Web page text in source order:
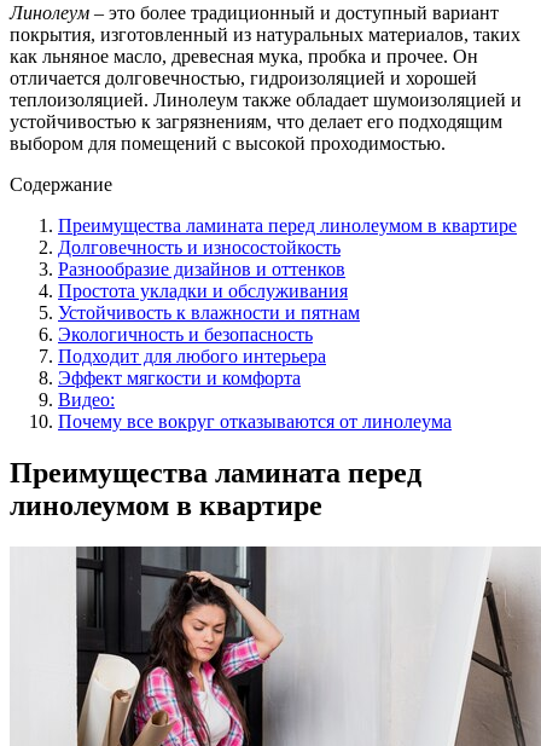
Линолеум – это более традиционный и доступный вариант
покрытия, изготовленный из натуральных материалов, таких
как льняное масло, древесная мука, пробка и прочее. Он
отличается долговечностью, гидроизоляцией и хорошей
теплоизоляцией. Линолеум также обладает шумоизоляцией и
устойчивостью к загрязнениям, что делает его подходящим
выбором для помещений с высокой проходимостью.
Содержание
Преимущества ламината перед линолеумом в квартире
Долговечность и износостойкость
Разнообразие дизайнов и оттенков
Простота укладки и обслуживания
Устойчивость к влажности и пятнам
Экологичность и безопасность
Подходит для любого интерьера
Эффект мягкости и комфорта
Видео:
Почему все вокруг отказываются от линолеума
Преимущества ламината перед
линолеумом в квартире